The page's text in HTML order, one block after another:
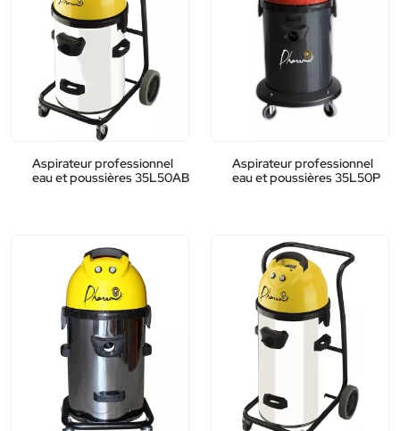
Aspirateur professionnel
eau et poussières 35L50AB
Aspirateur professionnel
eau et poussières 35L50P